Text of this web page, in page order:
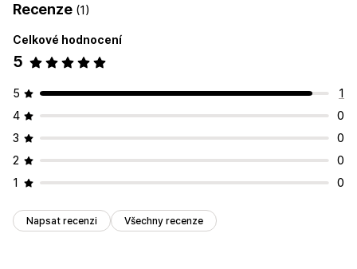
Recenze (1)
Celkové hodnocení
5
5
1
4
0
3
0
2
0
1
0
Napsat recenzi Všechny recenze